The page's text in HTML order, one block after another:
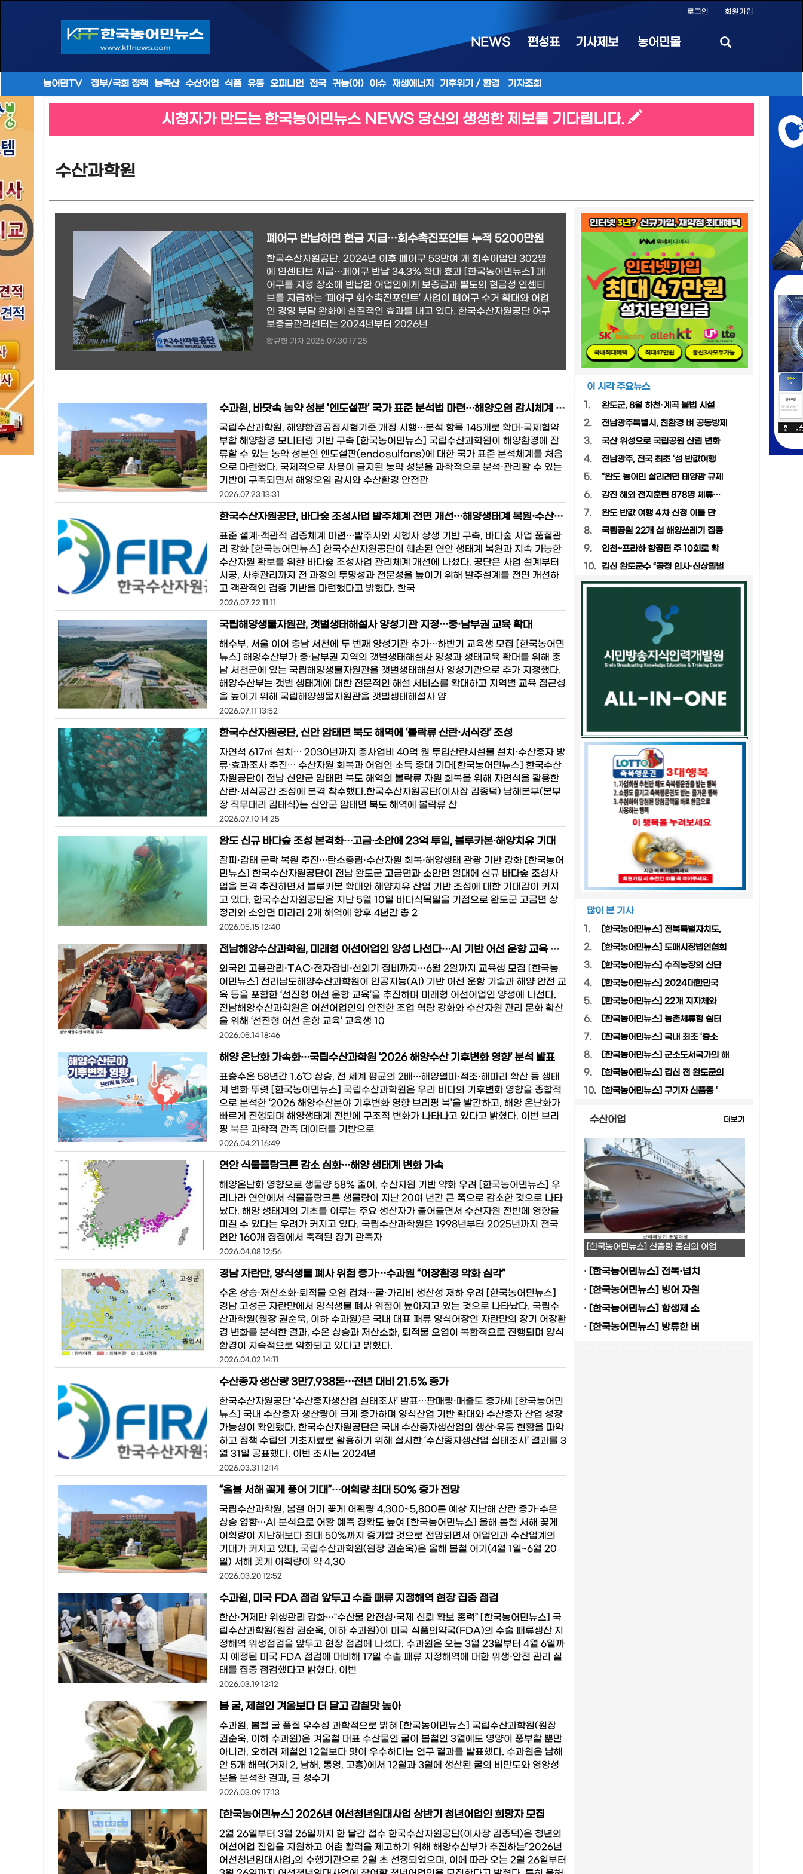
로그인 회원가입
NEWS 편성표 기사제보 농어민몰
농어민TV 정부/국회 정책 농축산 수산어업 식품 유통 오피니언 전국 귀농(어) 이슈 재생에너지 기후위기 / 환경 기자조회
시청자가 만드는 한국농어민뉴스 NEWS 당신의 생생한 제보를 기다립니다.
수산과학원
폐어구 반납하면 현금 지급…회수촉진포인트 누적 5200만원
한국수산자원공단, 2024년 이후 폐어구 53만여 개 회수어업인 302명
에 인센티브 지급…폐어구 반납 34.3% 확대 효과 [한국농어민뉴스] 폐
어구를 지정 장소에 반납한 어업인에게 보증금과 별도의 현금성 인센티
브를 지급하는 ‘폐어구 회수촉진포인트’ 사업이 폐어구 수거 확대와 어업
인 경영 부담 완화에 실질적인 효과를 내고 있다. 한국수산자원공단 어구
보증금관리센터는 2024년부터 2026년
황규형 기자 2026.07.30 17:25
수과원, 바닷속 농약 성분 '엔도설판' 국가 표준 분석법 마련…해양오염 감시체계 국제 수준 강화
국립수산과학원, 해양환경공정시험기준 개정 시행…분석 항목 145개로 확대·국제협약
부합 해양환경 모니터링 기반 구축 [한국농어민뉴스] 국립수산과학원이 해양환경에 잔
류할 수 있는 농약 성분인 엔도설판(endosulfans)에 대한 국가 표준 분석체계를 처음
으로 마련했다. 국제적으로 사용이 금지된 농약 성분을 과학적으로 분석·관리할 수 있는
기반이 구축되면서 해양오염 감시와 수산환경 안전관
2026.07.23 13:31
한국수산자원공단, 바다숲 조성사업 발주체계 전면 개선…해양생태계 복원·수산자원 관리 강화
표준 설계·객관적 검증체계 마련…발주사와 시행사 상생 기반 구축, 바다숲 사업 품질관
리 강화 [한국농어민뉴스] 한국수산자원공단이 훼손된 연안 생태계 복원과 지속 가능한
수산자원 확보를 위한 바다숲 조성사업 관리체계 개선에 나섰다. 공단은 사업 설계부터
시공, 사후관리까지 전 과정의 투명성과 전문성을 높이기 위해 발주설계를 전면 개선하
고 객관적인 검증 기반을 마련했다고 밝혔다. 한국
2026.07.22 11:11
국립해양생물자원관, 갯벌생태해설사 양성기관 지정…중·남부권 교육 확대
해수부, 서울 이어 충남 서천에 두 번째 양성기관 추가…하반기 교육생 모집 [한국농어민
뉴스] 해양수산부가 중·남부권 지역의 갯벌생태해설사 양성과 생태교육 확대를 위해 충
남 서천군에 있는 국립해양생물자원관을 갯벌생태해설사 양성기관으로 추가 지정했다.
해양수산부는 갯벌 생태계에 대한 전문적인 해설 서비스를 확대하고 지역별 교육 접근성
을 높이기 위해 국립해양생물자원관을 갯벌생태해설사 양
2026.07.11 13:52
한국수산자원공단, 신안 암태면 북도 해역에 ‘볼락류 산란·서식장’ 조성
자연석 617㎥ 설치… 2030년까지 총사업비 40억 원 투입산란시설물 설치·수산종자 방
류·효과조사 추진… 수산자원 회복과 어업인 소득 증대 기대[한국농어민뉴스] 한국수산
자원공단이 전남 신안군 암태면 북도 해역의 볼락류 자원 회복을 위해 자연석을 활용한
산란·서식공간 조성에 본격 착수했다.한국수산자원공단(이사장 김종덕) 남해본부(본부
장 직무대리 김태식)는 신안군 암태면 북도 해역에 볼락류 산
2026.07.10 14:25
완도 신규 바다숲 조성 본격화…고금·소안에 23억 투입, 블루카본·해양치유 기대
잘피·감태 군락 복원 추진…탄소중립·수산자원 회복·해양생태 관광 기반 강화 [한국농어
민뉴스] 한국수산자원공단이 전남 완도군 고금면과 소안면 일대에 신규 바다숲 조성사
업을 본격 추진하면서 블루카본 확대와 해양치유 산업 기반 조성에 대한 기대감이 커지
고 있다. 한국수산자원공단은 지난 5월 10일 바다식목일을 기점으로 완도군 고금면 상
정리와 소안면 미라리 2개 해역에 향후 4년간 총 2
2026.05.15 12:40
전남해양수산과학원, 미래형 어선어업인 양성 나선다…AI 기반 어선 운항 교육 실시
외국인 고용관리·TAC·전자장비·선외기 정비까지…6월 2일까지 교육생 모집 [한국농
어민뉴스] 전라남도해양수산과학원이 인공지능(AI) 기반 어선 운항 기술과 해양 안전 교
육 등을 포함한 ‘선진형 어선 운항 교육’을 추진하며 미래형 어선어업인 양성에 나선다.
전남해양수산과학원은 어선어업인의 안전한 조업 역량 강화와 수산자원 관리 문화 확산
을 위해 ‘선진형 어선 운항 교육’ 교육생 10
2026.05.14 18:46
해양 온난화 가속화…국립수산과학원 ‘2026 해양수산 기후변화 영향’ 분석 발표
표층수온 58년간 1.6℃ 상승, 전 세계 평균의 2배…해양열파·적조·해파리 확산 등 생태
계 변화 뚜렷 [한국농어민뉴스] 국립수산과학원은 우리 바다의 기후변화 영향을 종합적
으로 분석한 ‘2026 해양수산분야 기후변화 영향 브리핑 북’을 발간하고, 해양 온난화가
빠르게 진행되며 해양생태계 전반에 구조적 변화가 나타나고 있다고 밝혔다. 이번 브리
핑 북은 과학적 관측 데이터를 기반으로
2026.04.21 16:49
연안 식물플랑크톤 감소 심화…해양 생태계 변화 가속
해양온난화 영향으로 생물량 58% 줄어, 수산자원 기반 약화 우려 [한국농어민뉴스] 우
리나라 연안에서 식물플랑크톤 생물량이 지난 20여 년간 큰 폭으로 감소한 것으로 나타
났다. 해양 생태계의 기초를 이루는 주요 생산자가 줄어들면서 수산자원 전반에 영향을
미칠 수 있다는 우려가 커지고 있다. 국립수산과학원은 1998년부터 2025년까지 전국
연안 160개 정점에서 축적된 장기 관측자
2026.04.08 12:56
경남 자란만, 양식생물 폐사 위험 증가…수과원 “어장환경 악화 심각”
수온 상승·저산소화·퇴적물 오염 겹쳐…굴·가리비 생산성 저하 우려 [한국농어민뉴스]
경남 고성군 자란만에서 양식생물 폐사 위험이 높아지고 있는 것으로 나타났다. 국립수
산과학원(원장 권순욱, 이하 수과원)은 국내 대표 패류 양식어장인 자란만의 장기 어장환
경 변화를 분석한 결과, 수온 상승과 저산소화, 퇴적물 오염이 복합적으로 진행되며 양식
환경이 지속적으로 악화되고 있다고 밝혔다.
2026.04.02 14:11
수산종자 생산량 3만7,938톤…전년 대비 21.5% 증가
한국수산자원공단 ‘수산종자생산업 실태조사’ 발표…판매량·매출도 증가세 [한국농어민
뉴스] 국내 수산종자 생산량이 크게 증가하며 양식산업 기반 확대와 수산종자 산업 성장
가능성이 확인됐다. 한국수산자원공단은 국내 수산종자생산업의 생산·유통 현황을 파악
하고 정책 수립의 기초자료로 활용하기 위해 실시한 ‘수산종자생산업 실태조사’ 결과를 3
월 31일 공표했다. 이번 조사는 2024년
2026.03.31 12:14
“올봄 서해 꽃게 풍어 기대”…어획량 최대 50% 증가 전망
국립수산과학원, 봄철 어기 꽃게 어획량 4,300~5,800톤 예상 지난해 산란 증가·수온
상승 영향…AI 분석으로 어황 예측 정확도 높여 [한국농어민뉴스] 올해 봄철 서해 꽃게
어획량이 지난해보다 최대 50%까지 증가할 것으로 전망되면서 어업인과 수산업계의
기대가 커지고 있다. 국립수산과학원(원장 권순욱)은 올해 봄철 어기(4월 1일~6월 20
일) 서해 꽃게 어획량이 약 4,30
2026.03.20 12:52
수과원, 미국 FDA 점검 앞두고 수출 패류 지정해역 현장 집중 점검
한산·거제만 위생관리 강화…“수산물 안전성·국제 신뢰 확보 총력” [한국농어민뉴스] 국
립수산과학원(원장 권순욱, 이하 수과원)이 미국 식품의약국(FDA)의 수출 패류생산 지
정해역 위생점검을 앞두고 현장 점검에 나섰다. 수과원은 오는 3월 23일부터 4월 6일까
지 예정된 미국 FDA 점검에 대비해 17일 수출 패류 지정해역에 대한 위생·안전 관리 실
태를 집중 점검했다고 밝혔다. 이번
2026.03.19 12:12
봄 굴, 제철인 겨울보다 더 달고 감칠맛 높아
수과원, 봄철 굴 품질 우수성 과학적으로 밝혀 [한국농어민뉴스] 국립수산과학원(원장
권순욱, 이하 수과원)은 겨울철 대표 수산물인 굴이 봄철인 3월에도 영양이 풍부할 뿐만
아니라, 오히려 제철인 12월보다 맛이 우수하다는 연구 결과를 발표했다. 수과원은 남해
안 5개 해역(거제 2, 남해, 통영, 고흥)에서 12월과 3월에 생산된 굴의 비만도와 영양성
분을 분석한 결과, 굴 성수기
2026.03.09 17:13
[한국농어민뉴스] 2026년 어선청년임대사업 상반기 청년어업인 희망자 모집
2월 26일부터 3월 26일까지 한 달간 접수 한국수산자원공단(이사장 김종덕)은 청년의
어선어업 진입을 지원하고 어촌 활력을 제고하기 위해 해양수산부가 추진하는「2026년
어선청년임대사업」의 수행기관으로 2월 초 선정되었으며, 이에 따라 오는 2월 26일부터
이 시각 주요뉴스
1.
완도군, 8월 하천·계곡 불법 시설
2. 전남광주특별시, 친환경 벼 공동방제
3. 국산 위성으로 국립공원 산림 변화
4. 전남광주, 전국 최초 ‘섬 반값여행
5. “완도 농어민 살리려면 태양광 규제
6. 강진 해외 전지훈련 878명 체류…
7. 완도 반값 여행 4차 신청 이틀 만
8. 국립공원 22개 섬 해양쓰레기 집중
9. 인천~프라하 항공편 주 10회로 확
10. 김신 완도군수 “공정 인사·신상필벌
많이 본 기사
1.
[한국농어민뉴스] 전북특별자치도,
2. [한국농어민뉴스] 도매시장법인협회
3. [한국농어민뉴스] 수직농장의 산단
4. [한국농어민뉴스] 2024대한민국
5. [한국농어민뉴스] 22개 지자체와
6. [한국농어민뉴스] 농촌체류형 쉼터
7. [한국농어민뉴스] 국내 최초 ‘중소
8. [한국농어민뉴스] 군소도서국가의 해
9. [한국농어민뉴스] 김신 전 완도군의
10. [한국농어민뉴스] 구기자 신품종 ‘
수산어업 더보기
[한국농어민뉴스] 산출량 중심의 어업
· [한국농어민뉴스] 전복·넙치
· [한국농어민뉴스] 빙어 자원
· [한국농어민뉴스] 항생제 소
· [한국농어민뉴스] 방류한 버